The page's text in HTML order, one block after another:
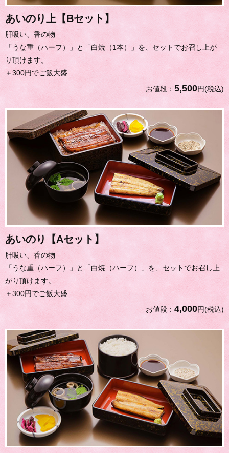
あいのり上【Bセット】
肝吸い、香の物
「うな重（ハーフ）」と「白焼（1本）」を、セットでお召し上が
り頂けます。
＋300円でご飯大盛
お値段： 5,500円(税込)
あいのり【Aセット】
肝吸い、香の物
「うな重（ハーフ）」と「白焼（ハーフ）」を、セットでお召し上
がり頂けます。
＋300円でご飯大盛
お値段： 4,000円(税込)